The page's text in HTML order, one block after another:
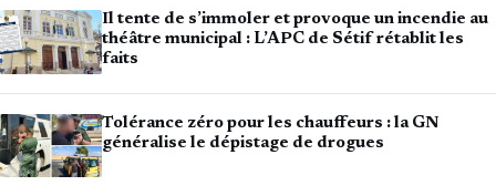
Il tente de s’immoler et provoque un incendie au
théâtre municipal : L’APC de Sétif rétablit les
faits
Tolérance zéro pour les chauffeurs : la GN
généralise le dépistage de drogues